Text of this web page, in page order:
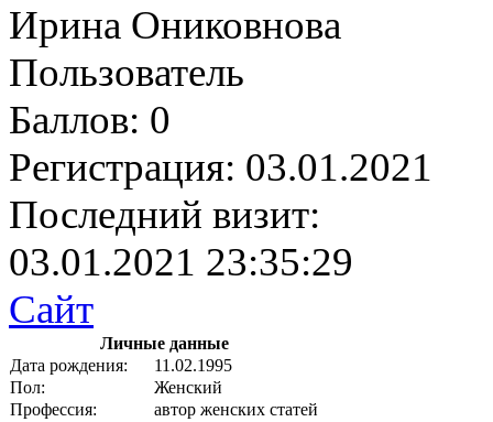
Ирина Ониковнова
Пользователь
Баллов: 0
Регистрация: 03.01.2021
Последний визит:
03.01.2021 23:35:29
Сайт
Личные данные
Дата рождения:
11.02.1995
Пол:
Женский
Профессия:
автор женских статей